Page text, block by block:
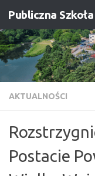
Przejdź do treści
AKTUALNOŚCI
Postacie